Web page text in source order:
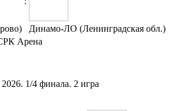
Динамо-ЛО (Ленинградская обл.)
Арена
1/4 финала. 2 игра